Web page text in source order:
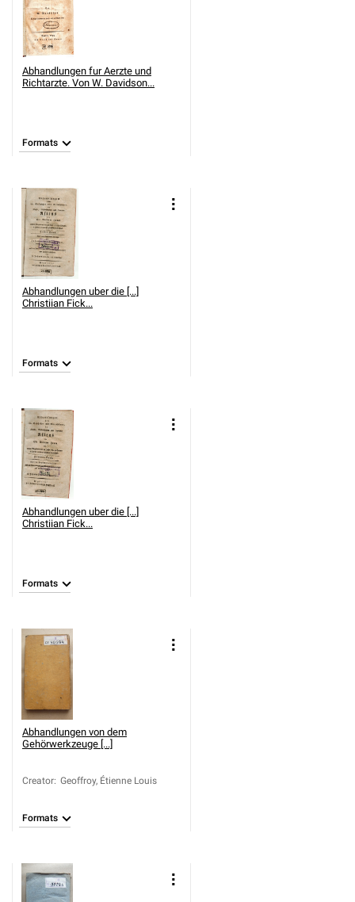
Abhandlungen fur Aerzte und
Richtarzte. Von W. Davidson...
Formats
Abhandlungen uber die [...]
Christiian Fick...
Formats
Abhandlungen uber die [...]
Christiian Fick...
Formats
Abhandlungen von dem
Gehörwerkzeuge [...]
Creator: Geoffroy, Étienne Louis
Formats